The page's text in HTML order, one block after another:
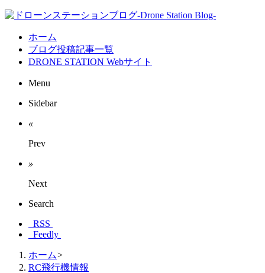
ホーム
ブログ投稿記事一覧
DRONE STATION Webサイト
Menu
Sidebar
«
Prev
»
Next
Search
RSS
Feedly
ホーム>
RC飛行機情報